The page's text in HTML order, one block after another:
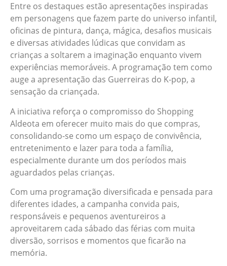
Entre os destaques estão apresentações inspiradas
em personagens que fazem parte do universo infantil,
oficinas de pintura, dança, mágica, desafios musicais
e diversas atividades lúdicas que convidam as
crianças a soltarem a imaginação enquanto vivem
experiências memoráveis. A programação tem como
auge a apresentação das Guerreiras do K-pop, a
sensação da criançada.
A iniciativa reforça o compromisso do Shopping
Aldeota em oferecer muito mais do que compras,
consolidando-se como um espaço de convivência,
entretenimento e lazer para toda a família,
especialmente durante um dos períodos mais
aguardados pelas crianças.
Com uma programação diversificada e pensada para
diferentes idades, a campanha convida pais,
responsáveis e pequenos aventureiros a
aproveitarem cada sábado das férias com muita
diversão, sorrisos e momentos que ficarão na
memória.